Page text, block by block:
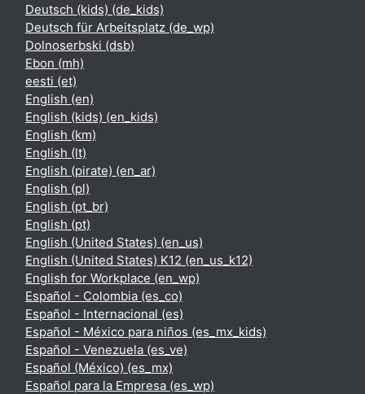
Deutsch (kids) ‎(de_kids)‎
Deutsch für Arbeitsplatz ‎(de_wp)‎
Dolnoserbski ‎(dsb)‎
Ebon ‎(mh)‎
eesti ‎(et)‎
English ‎(en)‎
English (kids) ‎(en_kids)‎
English ‎(km)‎
English ‎(lt)‎
English (pirate) ‎(en_ar)‎
English ‎(pl)‎
English ‎(pt_br)‎
English ‎(pt)‎
English (United States) ‎(en_us)‎
English (United States) K12 ‎(en_us_k12)‎
English for Workplace ‎(en_wp)‎
Español - Colombia ‎(es_co)‎
Español - Internacional ‎(es)‎
Español - México para niños ‎(es_mx_kids)‎
Español - Venezuela ‎(es_ve)‎
Español (México) ‎(es_mx)‎
Español para la Empresa ‎(es_wp)‎